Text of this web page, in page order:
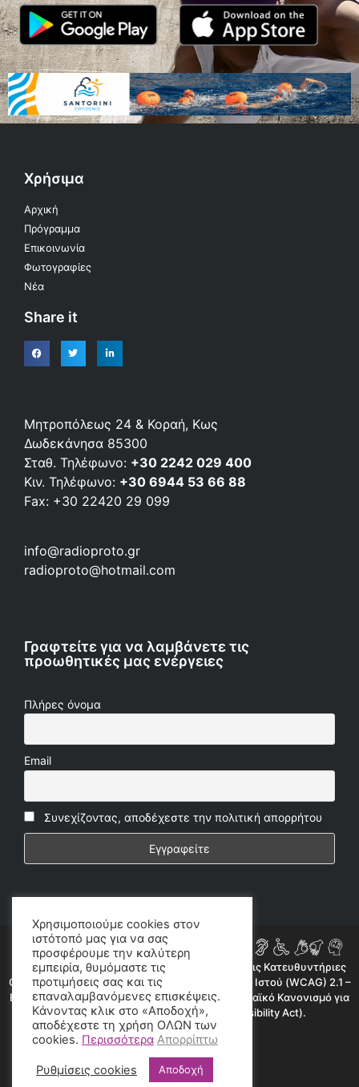
Χρήσιμα
Αρχική
Πρόγραμμα
Επικοινωνία
Φωτογραφίες
Νέα
Share it
Μητροπόλεως 24 & Κοραή, Κως
Δωδεκάνησα 85300
Σταθ. Τηλέφωνο: +30 2242 029 400
Κιν. Τηλέφωνο: +30 6944 53 66 88
Fax: +30 22420 29 099
info@radioproto.gr
radioproto@hotmail.com
Γραφτείτε για να λαμβάνετε τις
προωθητικές μας ενέργειες
Πλήρες όνομα
Email
Συνεχίζοντας, αποδέχεστε την πολιτική απορρήτου
Η ιστοσελίδα μας συμμορφώνεται εν μέρει με τις Κατευθυντήριες
Οδηγίες για την Προσβασιμότητα Περιεχομένου Ιστού (WCAG) 2.1 –
Επίπεδο AA, όπως προβλέπεται από τον Ευρωπαϊκό Κανονισμό για
την Προσβασιμότητα (European Accessibility Act).
Χρησιμοποιούμε cookies στον
ιστότοπό μας για να σας
προσφέρουμε την καλύτερη
εμπειρία, θυμόμαστε τις
προτιμήσεις σας και τις
επαναλαμβανόμενες επισκέψεις.
Κάνοντας κλικ στο «Αποδοχή»,
αποδέχεστε τη χρήση ΟΛΩΝ των
cookies. Περισσότερα Απορρίπτω
Ρυθμίσεις cookies Αποδοχή
©2020 radioproto.gr